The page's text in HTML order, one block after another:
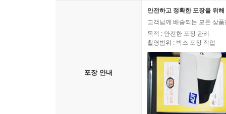
포장 안내
안전하고 정확한 포장을 위
고객님께 배송되는 모든 상
목적 : 안전한 포장 관리
촬영범위 : 박스 포장 작업